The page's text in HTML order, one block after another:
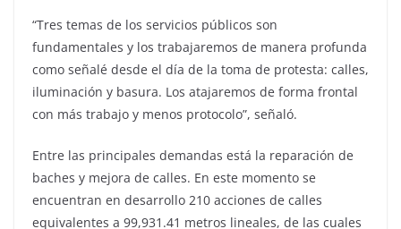
“Tres temas de los servicios públicos son
fundamentales y los trabajaremos de manera profunda
como señalé desde el día de la toma de protesta: calles,
iluminación y basura. Los atajaremos de forma frontal
con más trabajo y menos protocolo”, señaló.
Entre las principales demandas está la reparación de
baches y mejora de calles. En este momento se
encuentran en desarrollo 210 acciones de calles
equivalentes a 99,931.41 metros lineales, de las cuales